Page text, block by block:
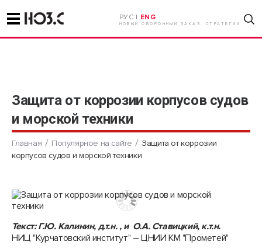
РУС | ENG
НОВЫЙ ОБОРОННЫЙ ЗАКАЗ. СТРАТЕГИИ
Защита от коррозии корпусов судов
и морской техники
Главная Популярное на сайте
Защита от коррозии
корпусов судов и морской техники
Текст: Г.Ю. Калинин, д.т.н. , и О.А. Ставицкий, к.т.н.
НИЦ "Курчатовский институт" – ЦНИИ КМ "Прометей"